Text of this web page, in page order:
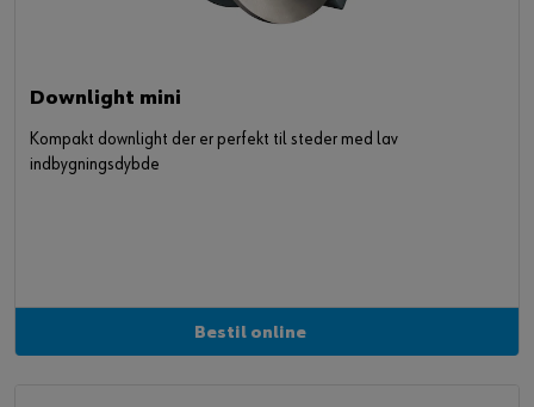
Downlight mini
Kompakt downlight der er perfekt til steder med lav
indbygningsdybde
Bestil online